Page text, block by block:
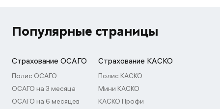
Популярные страницы
Страхование ОСАГО
Полис ОСАГО
ОСАГО на 3 месяца
ОСАГО на 6 месяцев
Страхование КАСКО
Полис КАСКО
Мини КАСКО
КАСКО Профи